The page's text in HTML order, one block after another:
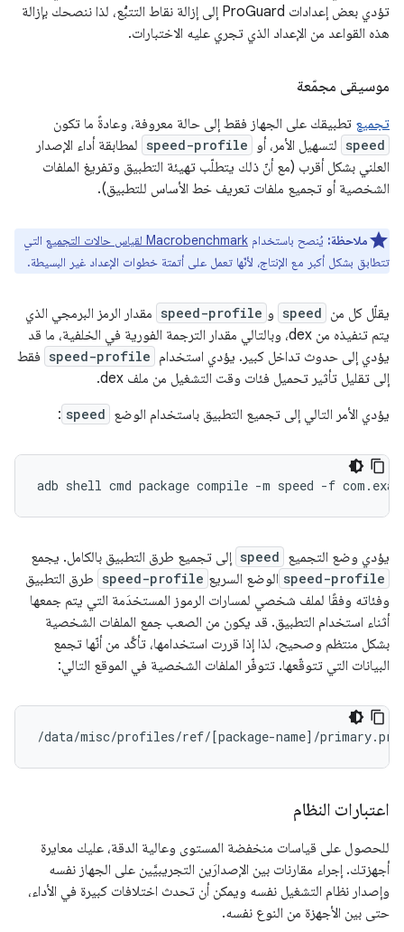
تؤدي بعض إعدادات ProGuard إلى إزالة نقاط التتبُّع، لذا ننصحك بإزالة
هذه القواعد من الإعداد الذي تجري عليه الاختبارات.
موسيقى مجمّعة
تجميع تطبيقك على الجهاز فقط إلى حالة معروفة، وعادةً ما تكون
speed لتسهيل الأمر، أو speed-profile لمطابقة أداء الإصدار
العلني بشكل أقرب (مع أنّ ذلك يتطلّب تهيئة التطبيق وتفريغ الملفات
الشخصية أو تجميع ملفات تعريف خط الأساس للتطبيق).
ملاحظة: يُنصح باستخدام Macrobenchmark لقياس حالات التجميع
التي
تتطابق بشكل أكبر مع الإنتاج، لأنّها تعمل على أتمتة خطوات الإعداد غير البسيطة.
يقلّل كل من speed و speed-profile مقدار الرمز البرمجي الذي
يتم تنفيذه من dex، وبالتالي مقدار الترجمة الفورية في الخلفية، ما قد
يؤدي إلى حدوث تداخل كبير. يؤدي استخدام speed-profile فقط
إلى تقليل تأثير تحميل فئات وقت التشغيل من ملف dex.
يؤدي الأمر التالي إلى تجميع التطبيق باستخدام الوضع speed
:
adb shell cmd package compile -m speed -f
يؤدي وضع التجميع speed إلى تجميع طرق التطبيق بالكامل. يجمع
speed-profile الوضع السريع speed-profile طرق التطبيق
وفئاته وفقًا لملف شخصي لمسارات الرموز المستخدَمة التي يتم جمعها
أثناء استخدام التطبيق. قد يكون من الصعب جمع الملفات الشخصية
بشكل منتظم وصحيح، لذا إذا قررت استخدامها، تأكَّد من أنّها تجمع
البيانات التي تتوقّعها. تتوفّر الملفات الشخصية في الموقع التالي:
/data/misc/profiles/ref/[package-name]
اعتبارات النظام
للحصول على قياسات منخفضة المستوى وعالية الدقة، عليك معايرة
أجهزتك. إجراء مقارنات بين الإصدارَين التجريبيَّين على الجهاز نفسه
وإصدار نظام التشغيل نفسه ويمكن أن تحدث اختلافات كبيرة في الأداء،
حتى بين الأجهزة من النوع نفسه.